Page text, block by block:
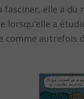
fasciner, elle a
lorsqu’elle a
comme autrefois